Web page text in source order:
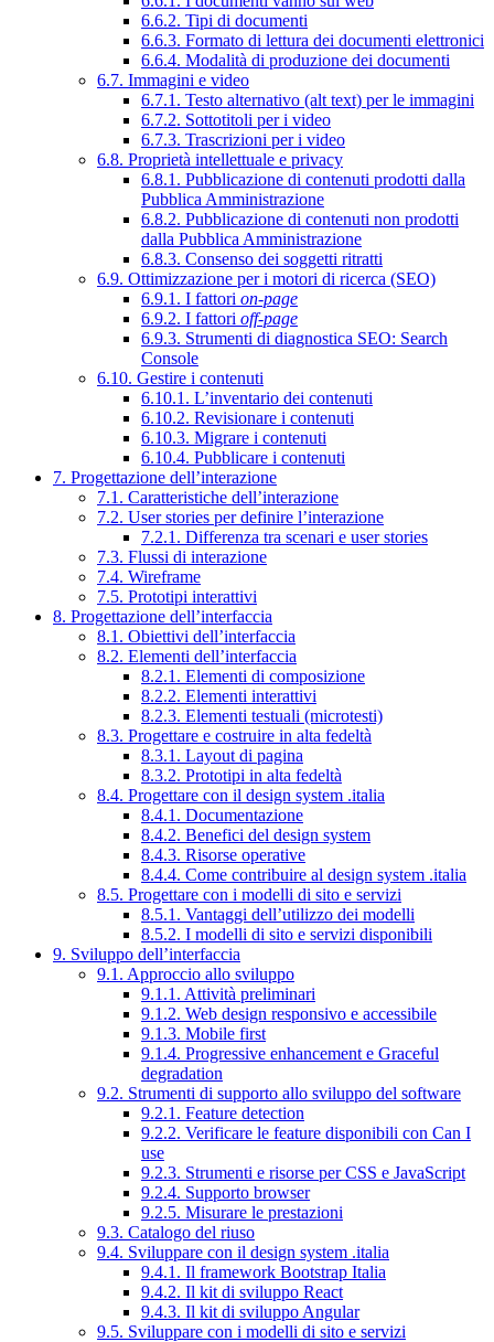
6.6.2. Tipi di documenti
6.6.3. Formato di lettura dei documenti elettronici
6.6.4. Modalità di produzione dei documenti
6.7. Immagini e video
6.7.1. Testo alternativo (alt text) per le immagini
6.7.2. Sottotitoli per i video
6.7.3. Trascrizioni per i video
6.8. Proprietà intellettuale e privacy
6.8.1. Pubblicazione di contenuti prodotti dalla
Pubblica Amministrazione
6.8.2. Pubblicazione di contenuti non prodotti
dalla Pubblica Amministrazione
6.8.3. Consenso dei soggetti ritratti
6.9. Ottimizzazione per i motori di ricerca (SEO)
6.9.1. I fattori on-page
6.9.2. I fattori off-page
6.9.3. Strumenti di diagnostica SEO: Search
Console
6.10. Gestire i contenuti
6.10.1. L’inventario dei contenuti
6.10.2. Revisionare i contenuti
6.10.3. Migrare i contenuti
6.10.4. Pubblicare i contenuti
7. Progettazione dell’interazione
7.1. Caratteristiche dell’interazione
7.2. User stories per definire l’interazione
7.2.1. Differenza tra scenari e user stories
7.3. Flussi di interazione
7.4. Wireframe
7.5. Prototipi interattivi
8. Progettazione dell’interfaccia
8.1. Obiettivi dell’interfaccia
8.2. Elementi dell’interfaccia
8.2.1. Elementi di composizione
8.2.2. Elementi interattivi
8.2.3. Elementi testuali (microtesti)
8.3. Progettare e costruire in alta fedeltà
8.3.1. Layout di pagina
8.3.2. Prototipi in alta fedeltà
8.4. Progettare con il design system .italia
8.4.1. Documentazione
8.4.2. Benefici del design system
8.4.3. Risorse operative
8.4.4. Come contribuire al design system .italia
8.5. Progettare con i modelli di sito e servizi
8.5.1. Vantaggi dell’utilizzo dei modelli
8.5.2. I modelli di sito e servizi disponibili
9. Sviluppo dell’interfaccia
9.1. Approccio allo sviluppo
9.1.1. Attività preliminari
9.1.2. Web design responsivo e accessibile
9.1.3. Mobile first
9.1.4. Progressive enhancement e Graceful
degradation
9.2. Strumenti di supporto allo sviluppo del software
9.2.1. Feature detection
9.2.2. Verificare le feature disponibili con Can I
use
9.2.3. Strumenti e risorse per CSS e JavaScript
9.2.4. Supporto browser
9.2.5. Misurare le prestazioni
9.3. Catalogo del riuso
9.4. Sviluppare con il design system .italia
9.4.1. Il framework Bootstrap Italia
9.4.2. Il kit di sviluppo React
9.4.3. Il kit di sviluppo Angular
9.5. Sviluppare con i modelli di sito e servizi